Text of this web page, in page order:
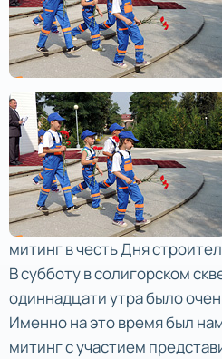
митинг в честь Дня
В субботу в солигорском
одиннадцати утра было
Именно на это время был
митинг с участием